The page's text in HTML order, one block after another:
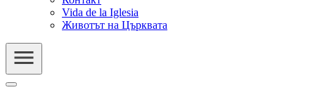
Vida de la Iglesia
Животът на Църквата